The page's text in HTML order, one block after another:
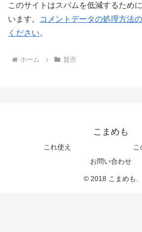
このサイトはスパムを低減するため
います。
コメントデータの処理方法
ください。
ホーム 賛否
こまめも
これ使え
こ
お問い合わせ
© 2018 こまめも.